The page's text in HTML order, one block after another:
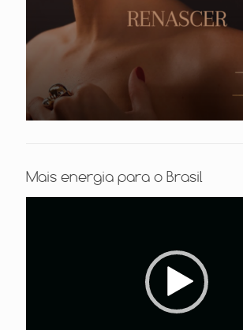
Mais energia para o Brasil